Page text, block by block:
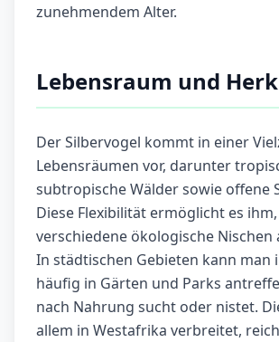
zunehmendem Alter.
Lebensraum und
Der Silbervogel kommt in einer
Lebensräumen vor, darunter
subtropische Wälder sowie offene
Diese Flexibilität ermöglicht es
verschiedene ökologische Nischen
In städtischen Gebieten kann man
häufig in Gärten und Parks
nach Nahrung sucht oder nistet.
allem in Westafrika verbreitet,